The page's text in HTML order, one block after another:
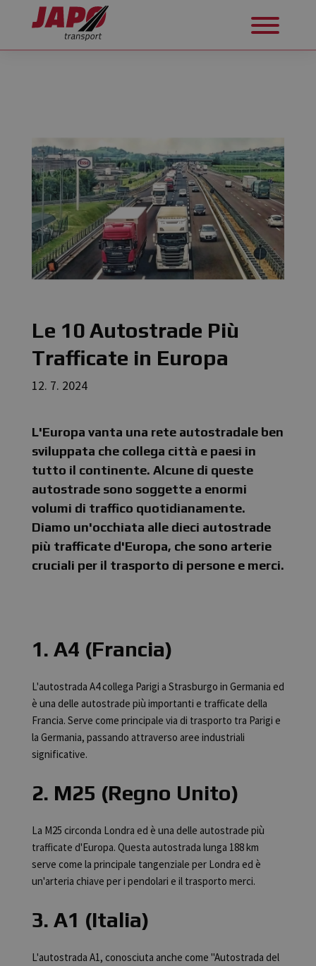
Le 10 Autostrade Più
Trafficate in Europa
12. 7. 2024
L'Europa vanta una rete autostradale ben
sviluppata che collega città e paesi in
tutto il continente. Alcune di queste
autostrade sono soggette a enormi
volumi di traffico quotidianamente.
Diamo un'occhiata alle dieci autostrade
più trafficate d'Europa, che sono arterie
cruciali per il trasporto di persone e merci.
1. A4 (Francia)
L'autostrada A4 collega Parigi a Strasburgo in Germania ed
è una delle autostrade più importanti e trafficate della
Francia. Serve come principale via di trasporto tra Parigi e
la Germania, passando attraverso aree industriali
significative.
2. M25 (Regno Unito)
La M25 circonda Londra ed è una delle autostrade più
trafficate d'Europa. Questa autostrada lunga 188 km
serve come la principale tangenziale per Londra ed è
un'arteria chiave per i pendolari e il trasporto merci.
3. A1 (Italia)
L'autostrada A1, conosciuta anche come "Autostrada del